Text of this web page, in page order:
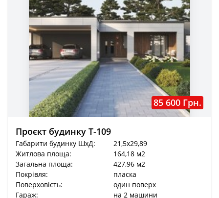
85 600 Грн.
Проєкт будинку Т-109
Габарити будинку ШхД:
21,5x29,89
Житлова площа:
164,18 м2
Загальна площа:
427,96 м2
Покрівля:
пласка
Поверховість:
один поверх
Гараж:
на 2 машини